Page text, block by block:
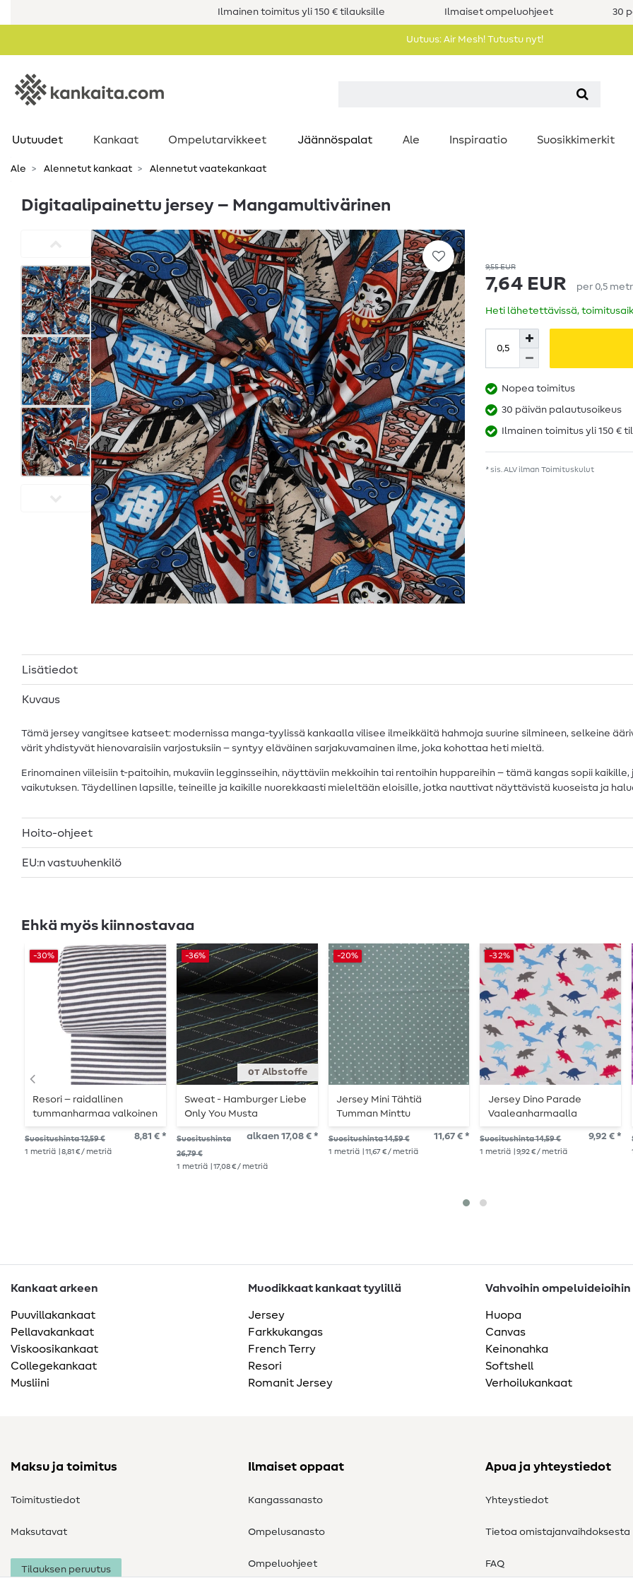
Ilmainen toimitus yli 150 € tilauksille Ilmaiset ompeluohjeet 30
Uutuus: Air Mesh! Tutustu nyt!
Uutuudet Kankaat Ompelutarvikkeet Jäännöspalat Ale Inspiraatio Suosikkimerkit
Ale Alennetut kankaat Alennetut vaatekankaat
Digitaalipainettu jersey – Mangamultivärinen
9,55 EUR
7,64 EUR per 0,5
Heti lähetettävissä,
Nopea toimitus
30 päivän palautusoikeus
Ilmainen toimitus yli 150 €
* sis. ALV ilman Toimituskulut
Lisätiedot
Kuvaus
Tämä jersey vangitsee katseet: modernissa manga-tyylissä kankaalla vilisee ilmeikkäitä hahmoja suurine silmineen, selkeine
värit yhdistyvät hienovaraisiin varjostuksiin – syntyy eläväinen sarjakuvamainen ilme, joka kohottaa heti mieltä.
Erinomainen viileisiin t-paitoihin, mukaviin legginsseihin, näyttäviin mekkoihin tai rentoihin huppareihin – tämä kangas sopii
vaikutuksen. Täydellinen lapsille, teineille ja kaikille nuorekkaasti mieleltään eloisille, jotka nauttivat näyttävistä kuoseista ja
Hoito-ohjeet
EU:n vastuuhenkilö
Ehkä myös kiinnostavaa
-30%
Resori – raidallinen
tummanharmaa valkoinen
lankavärjätty
Suositushinta 12,59 € 8,81 € *
1 metriä | 8,81 € / metriä
от Albstoffe
-36%
Sweat - Hamburger Liebe
Only You Musta
Suositushinta
26,79 €
alkaen 17,08 € *
1 metriä | 17,08 € / metriä
-20%
Jersey Mini Tähtiä
Tumman Minttu
Suositushinta 14,59 € 11,67 € *
1 metriä | 11,67 € / metriä
-32%
Jersey Dino Parade
Vaaleanharmaalla
Suositushinta 14,59 € 9,92 € *
1 metriä | 9,92 € / metriä
Kankaat arkeen
Puuvillakankaat
Pellavakankaat
Viskoosikankaat
Collegekankaat
Musliini
Muodikkaat kankaat tyylillä
Jersey
Farkkukangas
French Terry
Resori
Romanit Jersey
Vahvoihin ompeluideioihin
Huopa
Canvas
Keinonahka
Softshell
Verhoilukankaat
Maksu ja toimitus
Toimitustiedot
Maksutavat
Tilauksen peruutus
Ilmaiset oppaat
Kangassanasto
Ompelusanasto
Ompeluohjeet
Apua ja yhteystiedot
Yhteystiedot
Tietoa omistajanvaihdoksesta
FAQ